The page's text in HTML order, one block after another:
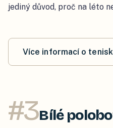
jediný důvod, proč na léto
Více informací o
#3Bílé